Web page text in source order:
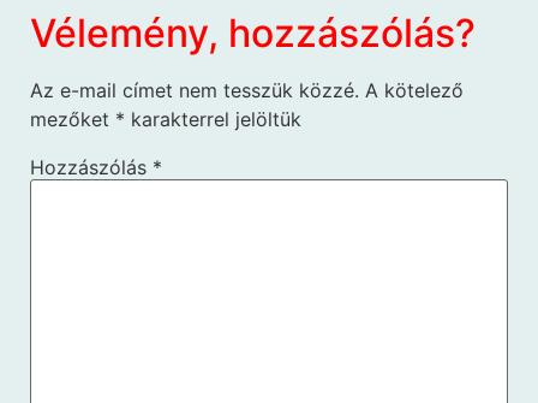
Vélemény, hozzászólás?
Az e-mail címet nem tesszük közzé. A kötelező
mezőket * karakterrel jelöltük
Hozzászólás *